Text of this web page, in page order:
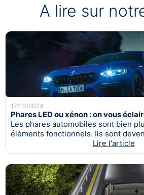
A lire sur
17/10/2024
Phares LED ou xénon : on vous
Les phares automobiles sont bien
éléments fonctionnels. Ils sont
Lire l'article